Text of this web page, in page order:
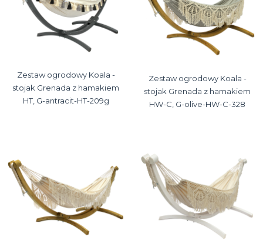
Zestaw ogrodowy Koala -
stojak Grenada z hamakiem
HT, G-antracit-HT-209g
Zestaw ogrodowy Koala -
stojak Grenada z hamakiem
HW-C, G-olive-HW-C-328